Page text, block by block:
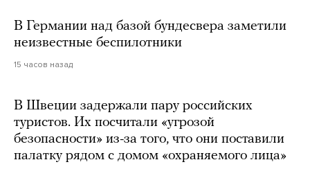
В Германии над базой бундесвера заметили
неизвестные беспилотники
15 часов назад
В Швеции задержали пару российских
туристов. Их посчитали «угрозой
безопасности» из-за того, что они поставили
палатку рядом с домом «охраняемого лица»